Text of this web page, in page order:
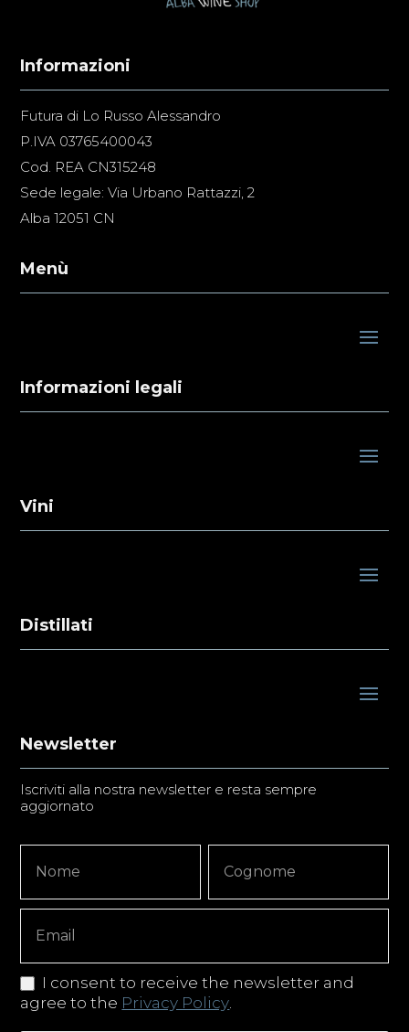
Informazioni
Futura di Lo Russo Alessandro
P.IVA 03765400043
Cod. REA CN315248
Sede legale: Via Urbano Rattazzi, 2
Alba 12051 CN
Menù
Informazioni legali
Vini
Distillati
Newsletter
Iscriviti alla nostra newsletter e resta sempre
aggiornato
Signup
Copy
I consent to receive the newsletter and
agree to the Privacy Policy